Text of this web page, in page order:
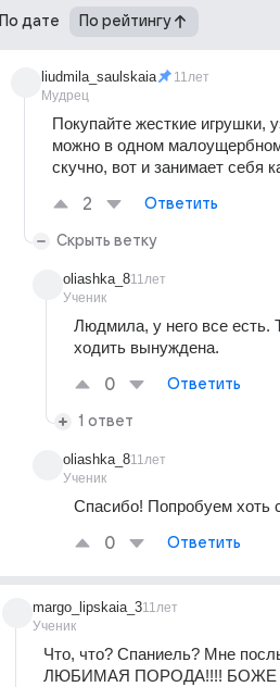
По дате По рейтингу
liudmila_saulskaia
Мудрец
11лет
Покупайте жесткие игрушки,
можно в одном
скучно, вот и занимает себя
2 Ответить
Скрыть ветку
oliashka_8
Ученик
11лет
Людмила, у него все есть.
ходить вынуждена.
0 Ответить
1 ответ
oliashka_8
Ученик
11лет
Спасибо! Попробуем хоть
0 Ответить
margo_lipskaia_3
Ученик
11лет
Что, что? Спаниель? Мне
ЛЮБИМАЯ ПОРОДА!!!! БОЖЕ